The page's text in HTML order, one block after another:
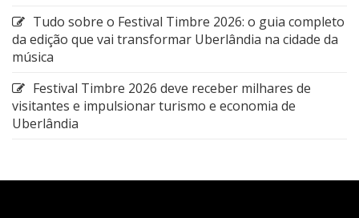
Tudo sobre o Festival Timbre 2026: o guia completo
da edição que vai transformar Uberlândia na cidade da
música
Festival Timbre 2026 deve receber milhares de
visitantes e impulsionar turismo e economia de
Uberlândia